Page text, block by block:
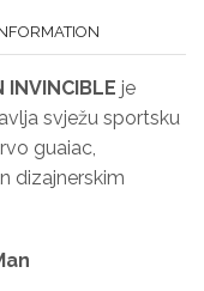
INVINCIBLE je
svježu sportsku
guaiac,
dizajnerskim